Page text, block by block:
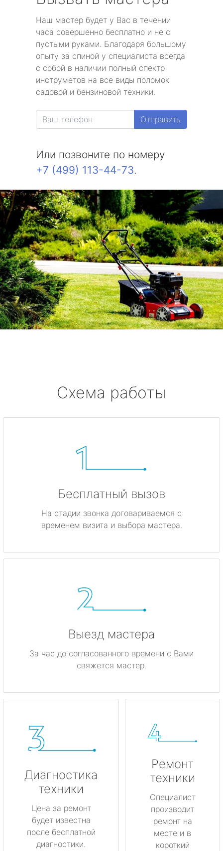
Наш мастер будет у Вас в течении
часа совершенно бесплатно и не с
пустыми руками. Благодаря большому
опыту за спиной у специалиста всегда
с собой в наличии полный спектр
инструметов на все виды поломок
садовой и бензиновой техники.
Отправить
Или позвоните по номеру
+7 (499) 113-44-73.
Схема работы
Бесплатный вызов
На стадии звонка договариваемся с
временем визита и выбора мастера.
Выезд мастера
За час до согласованного времени с Вами
свяжется мастер.
Диагностика
техники
Цена за ремонт
будет известна
после бесплатной
диагностики.
Ремонт
техники
Специалист
производит
ремонт на
месте и в
короткий